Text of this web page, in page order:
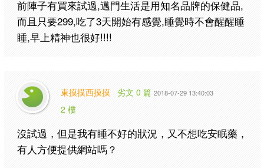
前陣子有買來試過,邁門生活是用知名品牌的保健品,
而且只要299,吃了3天開始有感覺,睡覺時不會醒醒睡
睡,早上精神也很好!!!!
東摸摸西摸摸 劣文 0 篇 2018-07-29 13:40:03
2 樓
沒試過，但是我有睡不好的狀況，又不想吃安眠藥，
有人方便提供網站嗎？